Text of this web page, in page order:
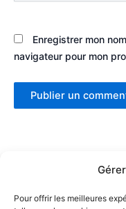
Pour offrir les meilleures
Enregistrer mon
navigateur pour mon